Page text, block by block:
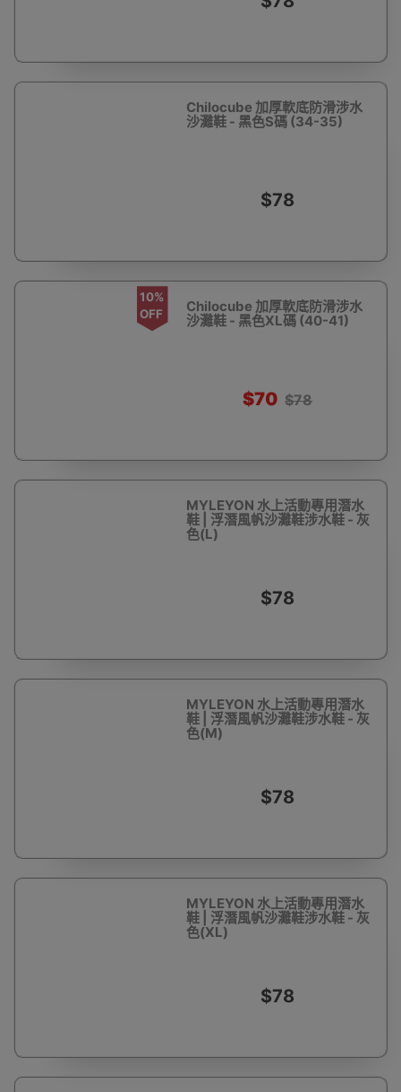
Chilocube 加厚軟底防滑涉水
沙灘鞋 - 黑色S碼 (34-35)
$78
10%
OFF
Chilocube 加厚軟底防滑涉水
沙灘鞋 - 黑色XL碼 (40-41)
$70 $78
MYLEYON 水上活動專用潛水
鞋 | 浮潛風帆沙灘鞋涉水鞋 - 灰
色(L)
$78
MYLEYON 水上活動專用潛水
鞋 | 浮潛風帆沙灘鞋涉水鞋 - 灰
色(M)
$78
MYLEYON 水上活動專用潛水
鞋 | 浮潛風帆沙灘鞋涉水鞋 - 灰
色(XL)
$78